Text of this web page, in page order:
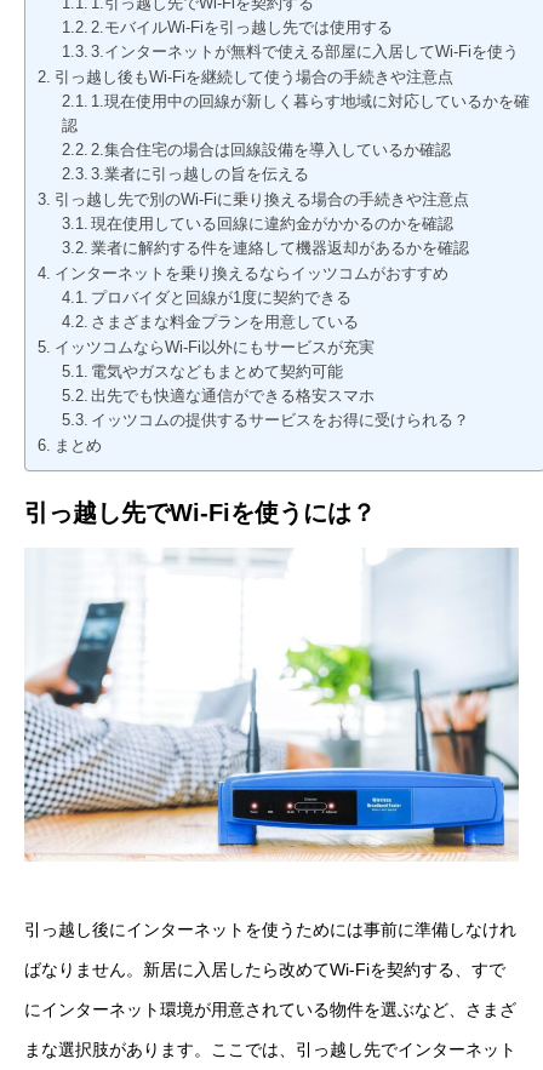
1.引っ越し先でWi-Fiを契約する
2.モバイルWi-Fiを引っ越し先では使用する
3.インターネットが無料で使える部屋に入居してWi-Fiを使う
引っ越し後もWi-Fiを継続して使う場合の手続きや注意点
1.現在使用中の回線が新しく暮らす地域に対応しているかを確
認
2.集合住宅の場合は回線設備を導入しているか確認
3.業者に引っ越しの旨を伝える
引っ越し先で別のWi-Fiに乗り換える場合の手続きや注意点
現在使用している回線に違約金がかかるのかを確認
業者に解約する件を連絡して機器返却があるかを確認
インターネットを乗り換えるならイッツコムがおすすめ
プロバイダと回線が1度に契約できる
さまざまな料金プランを用意している
イッツコムならWi-Fi以外にもサービスが充実
電気やガスなどもまとめて契約可能
出先でも快適な通信ができる格安スマホ
イッツコムの提供するサービスをお得に受けられる？
まとめ
引っ越し先でWi-Fiを使うには？
引っ越し後にインターネットを使うためには事前に準備しなけれ
ばなりません。新居に入居したら改めてWi-Fiを契約する、すで
にインターネット環境が用意されている物件を選ぶなど、さまざ
まな選択肢があります。ここでは、引っ越し先でインターネット